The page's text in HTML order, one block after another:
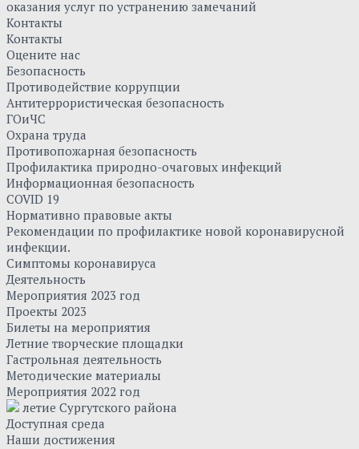
оказания услуг по устранению замечаний
Контакты
Контакты
Оцените нас
Безопасность
Противодействие коррупции
Антитеррористическая безопасность
ГОиЧС
Охрана труда
Противопожарная безопасность
Профилактика природно-очаговых инфекций
Информационная безопасность
COVID 19
Нормативно правовые акты
Рекомендации по профилактике новой коронавирусной
инфекции.
Симптомы коронавируса
Деятельность
Мероприятия 2023 год
Проекты 2023
Билеты на мероприятия
Летние творческие площадки
Гастрольная деятельность
Методические материалы
Мероприятия 2022 год
летие Сургутского района
Доступная среда
Наши достижения